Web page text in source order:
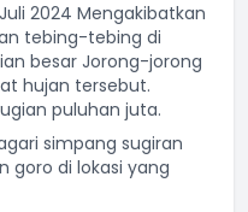
2024 Mengakibatkan
tebing-tebing di
besar Jorong-jorong
hujan tersebut.
puluhan juta.
simpang sugiran
goro di lokasi yang